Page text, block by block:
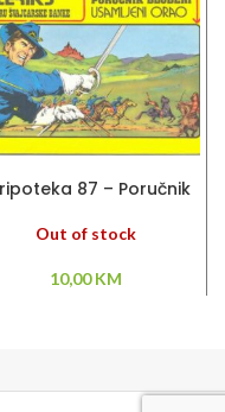
87 – Poručnik
Out of stock
10,00KM